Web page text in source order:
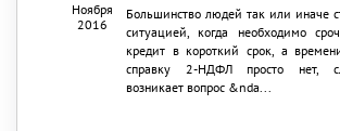
Ноября
2016
Большинство людей так или иначе
ситуацией, когда необходимо
кредит в короткий срок, а
справку 2-НДФЛ просто нет,
возникает вопрос &nda...